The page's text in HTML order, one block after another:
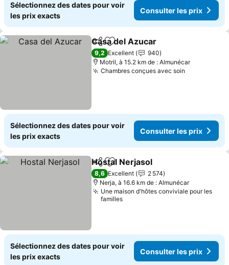
Sélectionnez des dates pour voir
les prix exacts
Consulter les prix
PartagerAjouter à mes favoris
Casa del Azucar
9,2 Excellent
940
Motril, à 15.2 km de : Almunécar
Chambres conçues avec soin
Sélectionnez des dates pour voir
les prix exacts
Consulter les prix
PartagerAjouter à mes favoris
Hostal Nerjasol
8,6 Excellent
2 574
Nerja, à 16.6 km de : Almunécar
Une maison d'hôtes conviviale pour les
familles
Sélectionnez des dates pour voir
les prix exacts
Consulter les prix